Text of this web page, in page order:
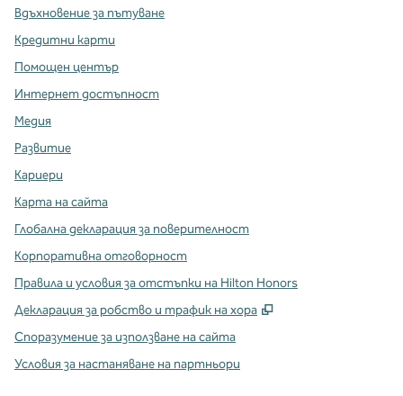
Вдъхновение за пътуване
Кредитни карти
Помощен център
Интернет достъпност
Медия
Развитие
Кариери
Карта на сайта
Глобална декларация за поверителност
Корпоративна отговорност
Правила и условия за отстъпки на Hilton Honors
Декларация за робство и трафик на хора
,
Споразумение за използване на сайта
Условия за настаняване на партньори